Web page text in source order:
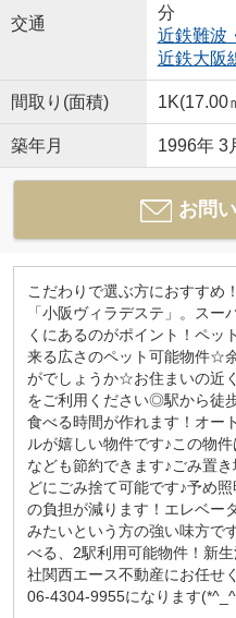
交通
分
近鉄難波
近鉄大阪
間取り(面積) 1K(17.00
築年月 1996年 3
お問
こだわりで選ぶ方におすすめ
「小阪ヴィラデステ」。ス
くにあるのがポイント！ペッ
来る広さのペット可能物件☆
がでしょうか☆お住まいの近
をご利用ください◎駅から徒
食べる時間が作れます！オー
ルが嬉しい物件です♪この物
なども節約できます♪ごみ置
どにごみ捨て可能です♪予め
の負担が減ります！エレベー
みたいという方の強い味方で
べる、2駅利用可能物件！新
社関西エース不動産にお任せ
06-4304-9955になります